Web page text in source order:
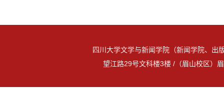
四川大学文学与新闻学院（新闻学院、
望江路29号文科楼3楼 /（眉山校区